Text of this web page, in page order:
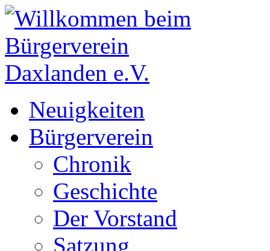
Neuigkeiten
Bürgerverein
Chronik
Geschichte
Der Vorstand
Satzung